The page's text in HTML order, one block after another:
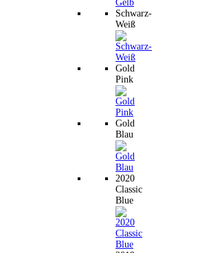
Schwarz-
Weiß
Gold
Pink
Gold
Blau
2020
Classic
Blue